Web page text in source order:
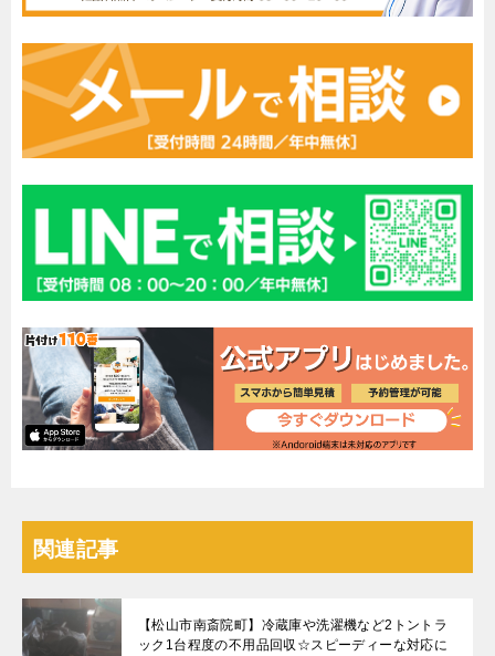
関連記事
【松山市南斎院町】冷蔵庫や洗濯機など2トントラ
ック1台程度の不用品回収☆スピーディーな対応に